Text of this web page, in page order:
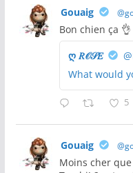
Gouaig
Bon chien ça 👌
ღ 𝑅𝒪𝒮𝐸
What would
5
Gouaig
Moins cher